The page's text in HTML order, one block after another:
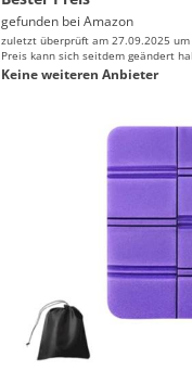
gefunden bei Amazon
zuletzt überprüft am 27.09.2025
Preis kann sich seitdem geändert
Keine weiteren Anbieter